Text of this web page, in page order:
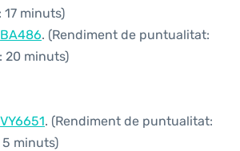
minuts)
BA486. (Rendiment de puntualitat:
20 minuts)
VY6651. (Rendiment de puntualitat:
minuts)